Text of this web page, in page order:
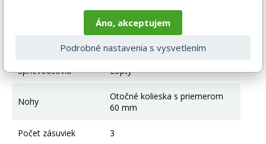
Biela
Laminovaná doska 16 Mm
Sprievodcovia Lopty
Nohy
Otočné kolieska s priemerom
60 mm
Počet zásuviek 3
Áno, akceptujem
Podrobné nastavenia s vysvetlením